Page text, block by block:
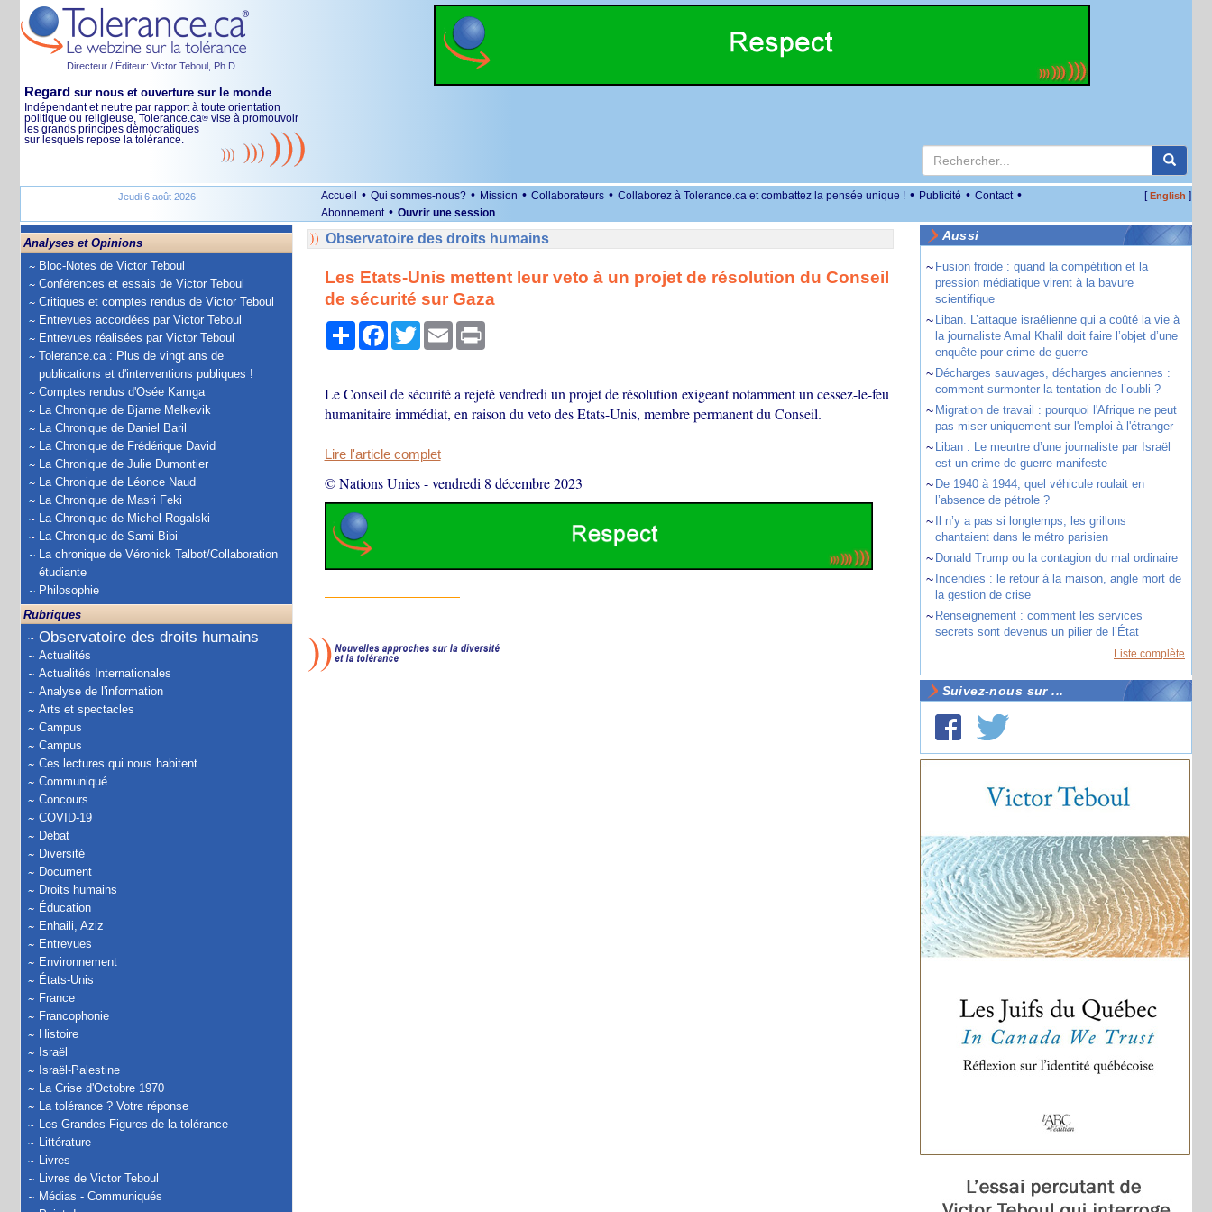
Directeur / Éditeur: Victor Teboul, Ph.D.
Regard sur nous et ouverture sur le monde
Indépendant et neutre par rapport à toute orientation
politique ou religieuse, Tolerance.ca® vise à promouvoir
les grands principes démocratiques
sur lesquels repose la tolérance.
Jeudi 6 août 2026 Accueil • Qui sommes-nous? • Mission • Collaborateurs • Collaborez à Tolerance.ca et combattez la pensée unique ! • Publicité • Contact •
Abonnement • Ouvrir une session
[English ]
Analyses et Opinions
Bloc-Notes de Victor Teboul
Conférences et essais de Victor Teboul
Critiques et comptes rendus de Victor Teboul
Entrevues accordées par Victor Teboul
Entrevues réalisées par Victor Teboul
Tolerance.ca : Plus de vingt ans de
publications et d'interventions publiques !
Comptes rendus d'Osée Kamga
La Chronique de Bjarne Melkevik
La Chronique de Daniel Baril
La Chronique de Frédérique David
La Chronique de Julie Dumontier
La Chronique de Léonce Naud
La Chronique de Masri Feki
La Chronique de Michel Rogalski
La Chronique de Sami Bibi
La chronique de Véronick Talbot/Collaboration
étudiante
Philosophie
Rubriques
Observatoire des droits humains
Actualités
Actualités Internationales
Analyse de l'information
Arts et spectacles
Campus
Campus
Ces lectures qui nous habitent
Communiqué
Concours
COVID-19
Débat
Diversité
Document
Droits humains
Éducation
Enhaili, Aziz
Entrevues
Environnement
États-Unis
France
Francophonie
Histoire
Israël
Israël-Palestine
La Crise d'Octobre 1970
La tolérance ? Votre réponse
Les Grandes Figures de la tolérance
Littérature
Livres
Livres de Victor Teboul
Médias - Communiqués
Observatoire des droits humains
Les Etats-Unis mettent leur veto à un projet de résolution du Conseil
de sécurité sur Gaza
PartagerFacebook
TwitterEmail Print
Le Conseil de sécurité a rejeté vendredi un projet de résolution exigeant notamment un cessez-le-feu
humanitaire immédiat, en raison du veto des Etats-Unis, membre permanent du Conseil.
Lire l'article complet
© Nations Unies-vendredi 8 décembre 2023
Aussi
~ Fusion froide : quand la compétition et la
pression médiatique virent à la bavure
scientifique
~ Liban. L’attaque israélienne qui a coûté la vie à
la journaliste Amal Khalil doit faire l’objet d’une
enquête pour crime de guerre
~ Décharges sauvages, décharges anciennes :
comment surmonter la tentation de l’oubli ?
~ Migration de travail : pourquoi l'Afrique ne peut
pas miser uniquement sur l'emploi à l'étranger
~ Liban : Le meurtre d’une journaliste par Israël
est un crime de guerre manifeste
~ De 1940 à 1944, quel véhicule roulait en
l’absence de pétrole ?
~
Il n’y a pas si longtemps, les grillons
chantaient dans le métro parisien
~ Donald Trump ou la contagion du mal ordinaire
~ Incendies : le retour à la maison, angle mort de
la gestion de crise
~ Renseignement : comment les services
secrets sont devenus un pilier de l’État
Liste complète
Suivez-nous sur ...